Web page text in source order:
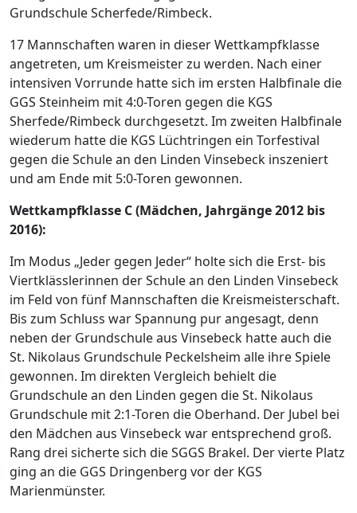
Grundschule Scherfede/Rimbeck.
17 Mannschaften waren in dieser Wettkampfklasse
angetreten, um Kreismeister zu werden. Nach einer
intensiven Vorrunde hatte sich im ersten Halbfinale die
GGS Steinheim mit 4:0-Toren gegen die KGS
Sherfede/Rimbeck durchgesetzt. Im zweiten Halbfinale
wiederum hatte die KGS Lüchtringen ein Torfestival
gegen die Schule an den Linden Vinsebeck inszeniert
und am Ende mit 5:0-Toren gewonnen.
Wettkampfklasse C (Mädchen, Jahrgänge 2012 bis
2016):
Im Modus „Jeder gegen Jeder“ holte sich die Erst- bis
Viertklässlerinnen der Schule an den Linden Vinsebeck
im Feld von fünf Mannschaften die Kreismeisterschaft.
Bis zum Schluss war Spannung pur angesagt, denn
neben der Grundschule aus Vinsebeck hatte auch die
St. Nikolaus Grundschule Peckelsheim alle ihre Spiele
gewonnen. Im direkten Vergleich behielt die
Grundschule an den Linden gegen die St. Nikolaus
Grundschule mit 2:1-Toren die Oberhand. Der Jubel bei
den Mädchen aus Vinsebeck war entsprechend groß.
Rang drei sicherte sich die SGGS Brakel. Der vierte Platz
ging an die GGS Dringenberg vor der KGS
Marienmünster.